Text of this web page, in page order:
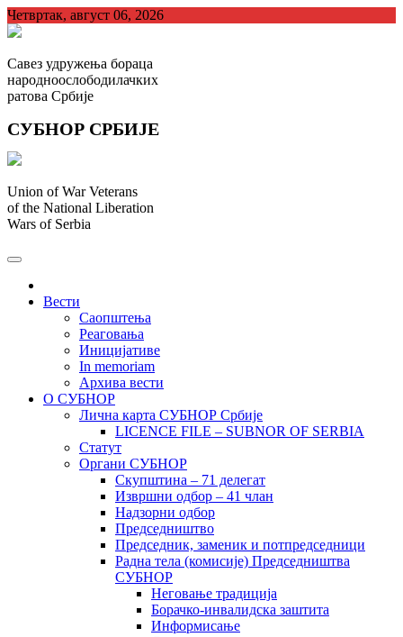
Skip
to
Четвртак, август 06, 2026
Савез удружења бораца
народноослободилачких
ратова Србије
СУБНОР СРБИЈЕ
Union of War Veterans
of the National Liberation
Wars of Serbia
Вести
Саопштења
Реаговања
Иницијативе
In memoriam
Архива вести
О СУБНОР
Лична карта СУБНОР Србије
LICENCE FILE – SUBNOR OF SERBIA
Статут
Органи СУБНОР
Скупштина – 71 делегат
Извршни одбор – 41 члан
Надзорни одбор
Председништво
Председник, заменик и потпредседници
Радна тела (комисије) Председништва
СУБНОР
Неговање традиција
Борачко-инвалидска заштита
Информисање